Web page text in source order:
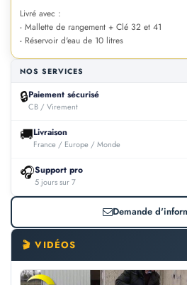
Livré avec :
- Mallette de rangement + Clé 32 et 41
- Réservoir d'eau de 10 litres
NOS SERVICES
🔒Paiement sécurisé
CB / Virement
🚚Livraison
France / Europe / Monde
🎧Support pro
5 jours sur 7
Demande
🎬 VIDÉOS